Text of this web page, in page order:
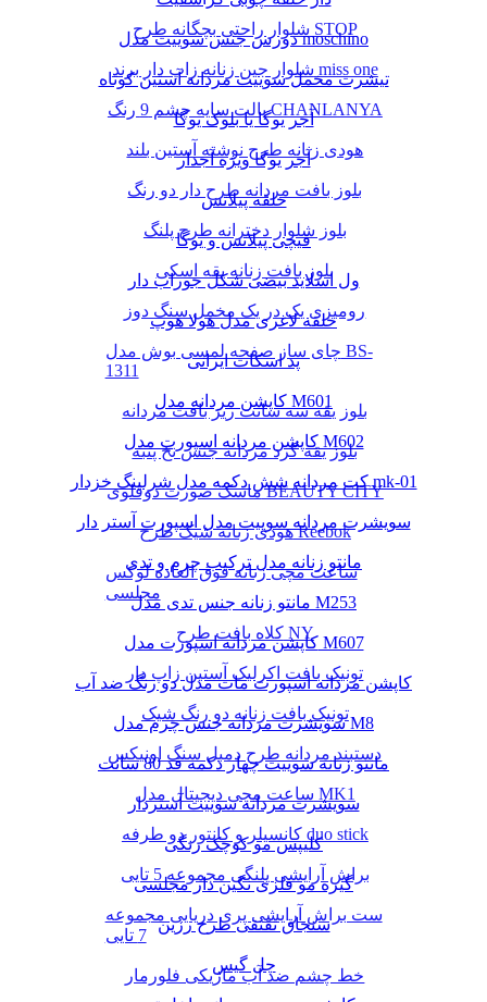
شلوار راحتی بچگانه طرح STOP
شلوار جین زنانه زاپ دار برند miss one
پالت سایه چشم 9 رنگ CHANLANYA
هودی زنانه طرح نوشته آستین بلند
بلوز بافت مردانه طرح دار دو رنگ
بلوز شلوار دخترانه طرح پلنگ
بلوز بافت زنانه یقه اسکی
رومیزی یک در یک مخمل سنگ دوز
چای ساز صفحه لمسی بوش مدل BS-
1311
بلوز یقه سه سانت ریز بافت مردانه
بلوز یقه گرد مردانه جنس نخ پنبه
ماسک صورت دوقلوی BEAUTY CITY
هودی زنانه شیک طرح Reebok
ساعت مچی زنانه فوق العاده لوکس
مجلسی
کلاه بافت طرح NY
تونیک بافت اکرلیک آستین زاپ دار
تونیک بافت زنانه دو رنگ شیک
دستبند مردانه طرح دمبل سنگ اونیکس
ساعت مچی دیجیتال مدل MK1
کانسیلر و کانتور دو طرفه duo stick
براش آرایشی پلنگی مجموعه 5 تایی
ست براش آرایشی پری دریایی مجموعه
7 تایی
خط چشم ضد آب ماژیکی فلورمار
دورس جنس سوییت مدل moschino
تیشرت مخمل سوییت مردانه آستین کوتاه
آجر یوگا یا بلوک یوگا
آجر یوگا ویژه آجدار
حلقه پیلاتس
قیچی پیلاتس و یوگا
ول اسلاید بیضی شکل جوراب دار
حلقه لاغری مدل هولا هوپ
پد اسکات ایرانی
کاپشن مردانه مدل M601
کاپشن مردانه اسپورت مدل M602
کت مردانه شش دکمه مدل شرلینگ خزدار mk-01
سویشرت مردانه سوییت مدل اسپورت آستر دار
مانتو زنانه مدل ترکیب چرم و تدی
مانتو زنانه جنس تدی مدل M253
کاپشن مردانه اسپورت مدل M607
کاپشن مردانه اسپورت مات مدل دو رنگ ضد آب
سویشرت مردانه جنس چرم مدل M8
مانتو زنانه سوییت چهار دکمه قد 80 سانت
سویشرت مردانه سوییت آستردار
کلیپس مو کوچک رنگی
گیره مو فلزی نگین دار مجلسی
سنجاق تقتقی طرح رزین
چل گیس